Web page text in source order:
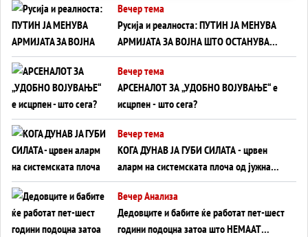
Вечер тема
Русија и реалноста: ПУТИН ЈА МЕНУВА
АРМИЈАТА ЗА ВОЈНА ШТО ОСТАНУВА
БЕЗ ФРОНТ
Вечер тема
АРСЕНАЛОТ ЗА „УДОБНО ВОЈУВАЊЕ“ е
исцрпен - што сега?
Вечер тема
КОГА ДУНАВ ЈА ГУБИ СИЛАТА - црвен
аларм на системската плоча од јужна
Германија до Црното Море...
Вечер Анализа
Дедовците и бабите ќе работат пет-шест
години подоцна затоа што НЕМААТ